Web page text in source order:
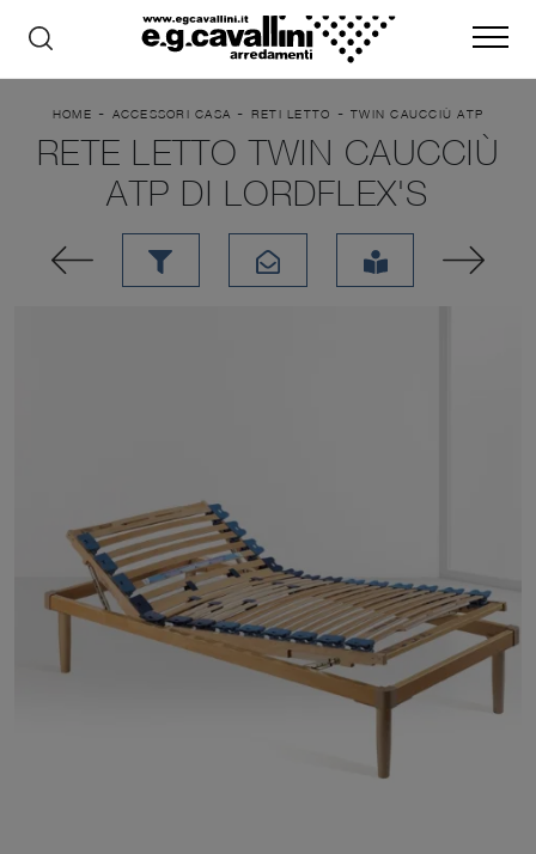
HOME - ACCESSORI CASA - RETI LETTO -TWIN CAUCCIÙ ATP
RETE LETTO TWIN CAUCCIÙ
ATP DI LORDFLEX'S